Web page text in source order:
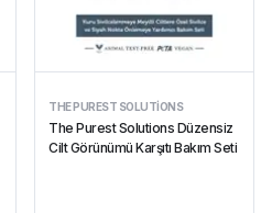
THE PUREST SOLUTIONS
The Purest Solutions Düzensiz
Cilt Görünümü Karşıtı Bakım Seti